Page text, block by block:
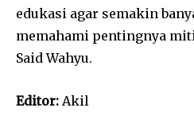
edukasi agar semakin
memahami pentingnya
Said Wahyu.
Editor: Akil